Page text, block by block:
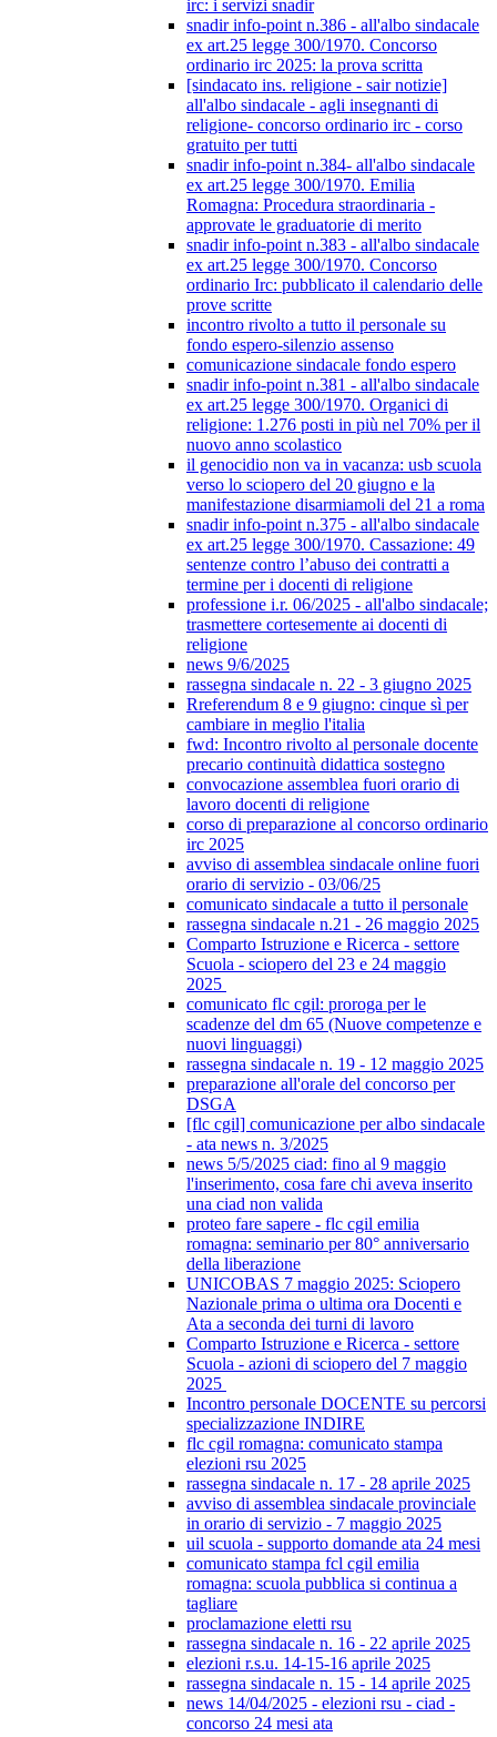
irc: i servizi snadir
snadir info-point n.386 - all'albo sindacale
ex art.25 legge 300/1970. Concorso
ordinario irc 2025: la prova scritta
[sindacato ins. religione - sair notizie]
all'albo sindacale - agli insegnanti di
religione- concorso ordinario irc - corso
gratuito per tutti
snadir info-point n.384- all'albo sindacale
ex art.25 legge 300/1970. Emilia
Romagna: Procedura straordinaria -
approvate le graduatorie di merito
snadir info-point n.383 - all'albo sindacale
ex art.25 legge 300/1970. Concorso
ordinario Irc: pubblicato il calendario delle
prove scritte
incontro rivolto a tutto il personale su
fondo espero-silenzio assenso
comunicazione sindacale fondo espero
snadir info-point n.381 - all'albo sindacale
ex art.25 legge 300/1970. Organici di
religione: 1.276 posti in più nel 70% per il
nuovo anno scolastico
il genocidio non va in vacanza: usb scuola
verso lo sciopero del 20 giugno e la
manifestazione disarmiamoli del 21 a roma
snadir info-point n.375 - all'albo sindacale
ex art.25 legge 300/1970. Cassazione: 49
sentenze contro l’abuso dei contratti a
termine per i docenti di religione
professione i.r. 06/2025 - all'albo sindacale;
trasmettere cortesemente ai docenti di
religione
news 9/6/2025
rassegna sindacale n. 22 - 3 giugno 2025
Rreferendum 8 e 9 giugno: cinque sì per
cambiare in meglio l'italia
fwd: Incontro rivolto al personale docente
precario continuità didattica sostegno
convocazione assemblea fuori orario di
lavoro docenti di religione
corso di preparazione al concorso ordinario
irc 2025
avviso di assemblea sindacale online fuori
orario di servizio - 03/06/25
comunicato sindacale a tutto il personale
rassegna sindacale n.21 - 26 maggio 2025
Comparto Istruzione e Ricerca - settore
Scuola - sciopero del 23 e 24 maggio
2025
comunicato flc cgil: proroga per le
scadenze del dm 65 (Nuove competenze e
nuovi linguaggi)
rassegna sindacale n. 19 - 12 maggio 2025
preparazione all'orale del concorso per
DSGA
[flc cgil] comunicazione per albo sindacale
- ata news n. 3/2025
news 5/5/2025 ciad: fino al 9 maggio
l'inserimento, cosa fare chi aveva inserito
una ciad non valida
proteo fare sapere - flc cgil emilia
romagna: seminario per 80° anniversario
della liberazione
UNICOBAS 7 maggio 2025: Sciopero
Nazionale prima o ultima ora Docenti e
Ata a seconda dei turni di lavoro
Comparto Istruzione e Ricerca - settore
Scuola - azioni di sciopero del 7 maggio
2025
Incontro personale DOCENTE su percorsi
specializzazione INDIRE
flc cgil romagna: comunicato stampa
elezioni rsu 2025
rassegna sindacale n. 17 - 28 aprile 2025
avviso di assemblea sindacale provinciale
in orario di servizio - 7 maggio 2025
uil scuola - supporto domande ata 24 mesi
comunicato stampa fcl cgil emilia
romagna: scuola pubblica si continua a
tagliare
proclamazione eletti rsu
rassegna sindacale n. 16 - 22 aprile 2025
elezioni r.s.u. 14-15-16 aprile 2025
rassegna sindacale n. 15 - 14 aprile 2025
news 14/04/2025 - elezioni rsu - ciad -
concorso 24 mesi ata